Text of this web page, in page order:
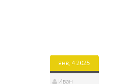
янв, 4 2025
Иван